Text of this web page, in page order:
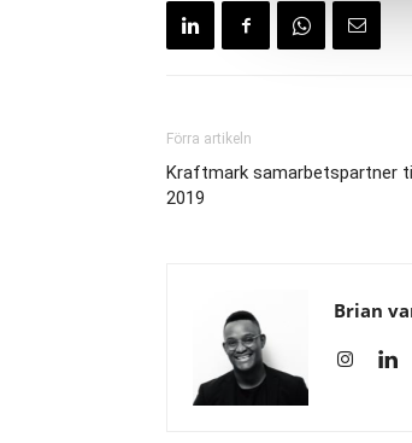
Förra artikeln
Kraftmark samarbetspartner
2019
Brian